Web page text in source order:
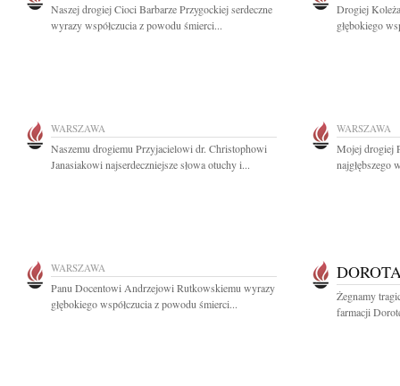
Naszej drogiej Cioci Barbarze Przygockiej serdeczne
wyrazy współczucia z powodu śmierci...
Drogiej
głębokiego
WARSZAWA
Naszemu drogiemu Przyjacielowi dr. Christophowi
Janasiakowi najserdeczniejsze słowa otuchy i...
WARSZAWA
Mojej drogiej
najgłębszego
WARSZAWA
Panu Docentowi Andrzejowi Rutkowskiemu wyrazy
głębokiego współczucia z powodu śmierci...
Żegnamy
farmacji